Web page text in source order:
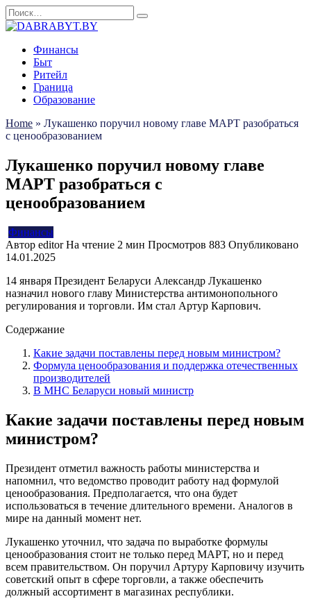
Перейти
к
Search
for:
Финансы
Быт
Ритейл
Граница
Образование
Home » Лукашенко поручил новому главе МАРТ разобраться
с ценообразованием
Лукашенко поручил новому главе
МАРТ разобраться с
ценообразованием
Финансы
Автор editor На чтение 2 мин Просмотров 883 Опубликовано
14.01.2025
14 января Президент Беларуси Александр Лукашенко
назначил нового главу Министерства антимонопольного
регулирования и торговли. Им стал Артур Карпович.
Содержание
Какие задачи поставлены перед новым министром?
Формула ценообразования и поддержка отечественных
производителей
В МНС Беларуси новый министр
Какие задачи поставлены перед новым
министром?
Президент отметил важность работы министерства и
напомнил, что ведомство проводит работу над формулой
ценообразования. Предполагается, что она будет
использоваться в течение длительного времени. Аналогов в
мире на данный момент нет.
Лукашенко уточнил, что задача по выработке формулы
ценообразования стоит не только перед МАРТ, но и перед
всем правительством. Он поручил Артуру Карповичу изучить
советский опыт в сфере торговли, а также обеспечить
должный ассортимент в магазинах республики.